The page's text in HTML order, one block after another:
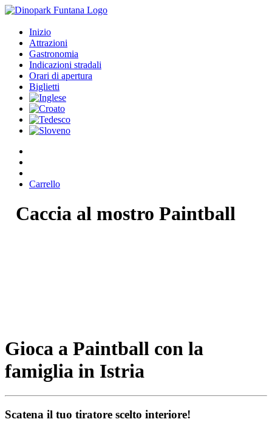
Inizio
Attrazioni
Gastronomia
Indicazioni stradali
Orari di apertura
Biglietti
Carrello
Caccia al mostro Paintball
Gioca a Paintball con la
famiglia in Istria
Scatena il tuo tiratore scelto interiore!